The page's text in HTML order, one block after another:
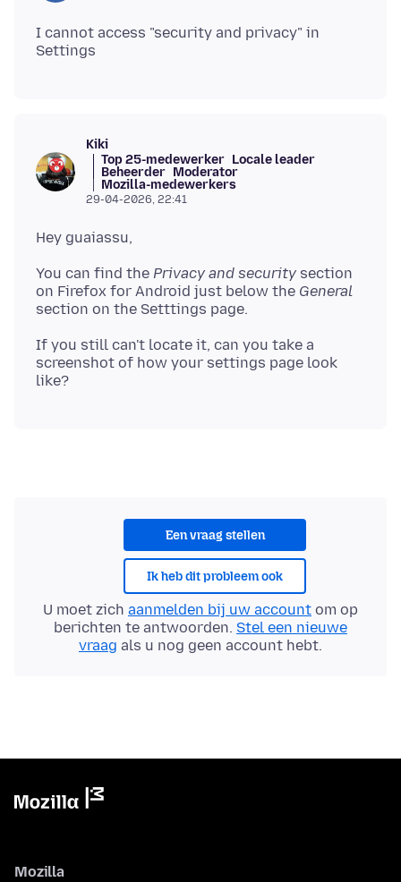
I cannot access "security and privacy" in
Kiki
Top 25-medewerker Locale leader
Beheerder Moderator
Mozilla-medewerkers
29-04-2026, 22:41
You can find the Privacy and security section
on Firefox for Android just below the General
If you still can't locate it, can you take a
screenshot of how your settings page look
Een vraag stellen
Ik heb dit probleem ook
U moet zich aanmelden bij uw account om op
berichten te antwoorden. Stel een nieuwe
vraag als u nog geen account hebt.
Mozilla